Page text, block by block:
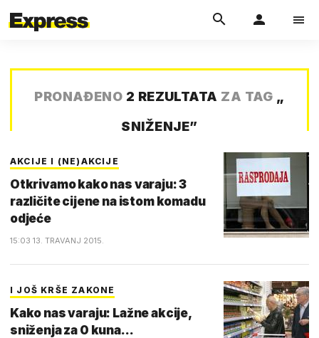
PRONAĐENO 2 REZULTATA ZA TAG „
SNIŽENJE”
AKCIJE I (NE)AKCIJE
Otkrivamo kako nas varaju: 3
različite cijene na istom komadu
odjeće
15:03 13. TRAVANJ 2015.
I JOŠ KRŠE ZAKONE
Kako nas varaju: Lažne akcije,
sniženja za 0 kuna...